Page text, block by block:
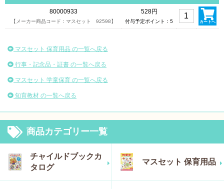
80000933
【メーカー商品コード：マスセット 92598】
528円
付与予定ポイント：5 カートへ
マスセット 保育用品 の一覧へ戻る
行事・記念品・証書 の一覧へ戻る
マスセット 学童保育 の一覧へ戻る
知育教材 の一覧へ戻る
商品カテゴリー一覧
チャイルドブックカ
タログ
マスセット 保育用品